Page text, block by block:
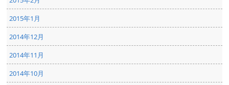
2015年1月
2014年12月
2014年11月
2014年10月